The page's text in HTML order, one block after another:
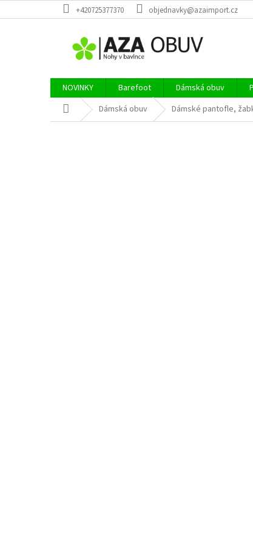
na
+420725377370 objednavky@azaimport.cz
NOVINKY Barefoot Dámská obuv
Domů Dámská obuv Dámské pantofle,